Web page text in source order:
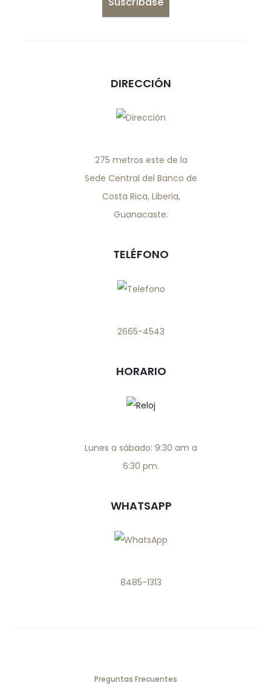
DIRECCIÓN
275 metros este de la
Sede Central del Banco de
Costa Rica, Liberia,
Guanacaste.
TELÉFONO
2665-4543
HORARIO
Lunes a sábado: 9:30 am a
6:30 pm.
WHATSAPP
8485-1313
Preguntas Frecuentes